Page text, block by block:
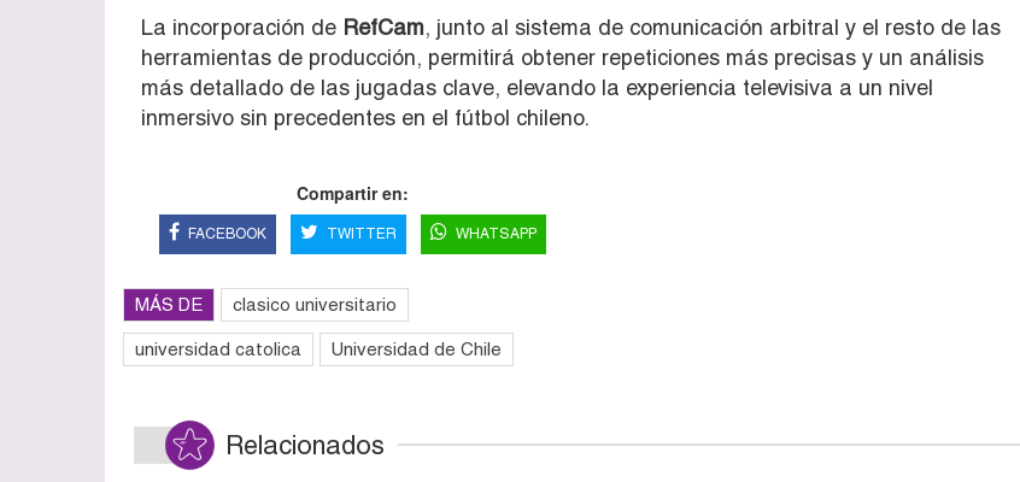
La incorporación de RefCam, junto al sistema de comunicación arbitral y el resto de las
herramientas de producción, permitirá obtener repeticiones más precisas y un análisis
más detallado de las jugadas clave, elevando la experiencia televisiva a un nivel
inmersivo sin precedentes en el fútbol chileno.
Compartir en:
FACEBOOK TWITTER WHATSAPP
MÁS DE clasico universitario
universidad catolica Universidad de Chile
Relacionados